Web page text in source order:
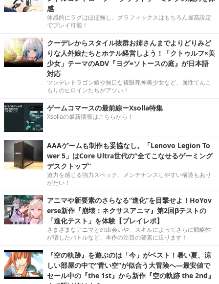
感
体感的にラグはほぼ無し。グラフィックスはもちろん最高設定
でプレイ可能！
クーデレからスタイル抜群お姉さんまでよりどりみど
りな人外娘たちとホテル経営しよう！「クトゥルフ×美
少女」テーマのADV『ヨグ=ソトースの庭』が日本語
対応
ツンデレドラゴン娘や無口な複眼死神美少女など、属性てんこ
もりのヒロインたちがアツい！
ゲームコマースの最前線ーXsolla特集
Xsollaの最新情報はこちらから！
AAAゲームも制作も妥協なし。「Lenovo Legion To
wer 5」はCore Ultra世代の“全てこなせるゲーミング
デスクトップ”
迫力を感じる強力スペック。メンテナンスしやすい構造もあり
がたい！
アニマや新要素のさらなる“進化”を目撃せよ！HoYov
erse新作『崩壊：ネクサスアニマ』第2回βテストの
「進化テスト」を体験【プレイレポ】
さまざまなアニマとの出会いや、スキルによってさらに戦略性
が増したバトルなど、本作の注目の要素に迫ります！
『空の軌跡』を遊ぶのは「今」がベスト！暑い夏、涼
しい部屋の中で“青い空”が似合う大冒険へ―最安値で
セール中の『the 1st』から新作『空の軌跡 the 2nd』